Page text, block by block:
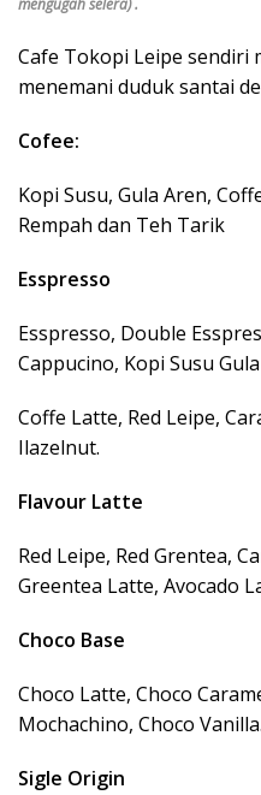
Cafe Tokopi Leipe sendiri
menemani duduk santai
Cofee:
Kopi Susu, Gula Aren,
Rempah dan Teh Tarik
Esspresso
Esspresso, Double
Cappucino, Kopi Susu
Coffe Latte, Red Leipe,
Ilazelnut.
Flavour Latte
Red Leipe, Red Grentea,
Greentea Latte, Avocado
Choco Base
Choco Latte, Choco
Mochachino, Choco Vanilla.
Sigle Origin